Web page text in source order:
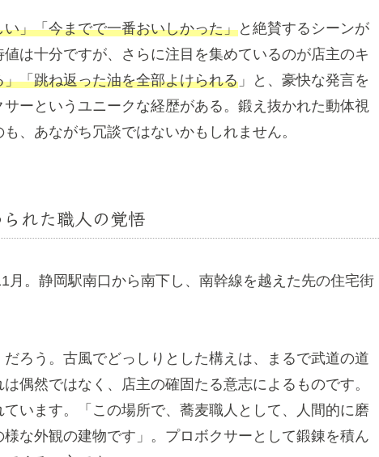
」「今までで一番おいしかった」と絶賛するシーンが
は十分ですが、さらに注目を集めているのが店主のキ
「跳ね返った油を全部よけられる 」と、豪快な発言を
ーというユニークな経歴がある。鍛え抜かれた動体視
、あながち冗談ではないかもしれません。
れた職人の覚悟
月。静岡駅南口から南下し、南幹線を越えた先の住宅街
ろう。古風でどっしりとした構えは、まるで武道の道
偶然ではなく、店主の確固たる意志によるものです。
います。「この場所で、蕎麦職人として、人間的に磨
な外観の建物です」。プロボクサーとして鍛錬を積ん